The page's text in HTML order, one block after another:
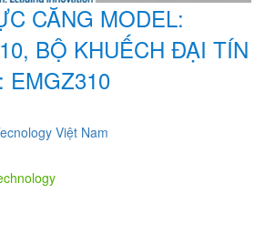
CĂNG MODEL:
BỘ KHUẾCH ĐẠI TÍN
EMGZ310
Việt Nam